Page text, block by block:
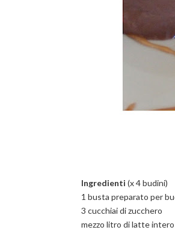
Ingredienti (x 4 budini)
1 busta preparato per
3 cucchiai di zucchero
mezzo litro di latte intero